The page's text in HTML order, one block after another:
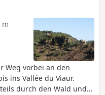
m
Weg vorbei an den
ins Vallée du Viaur.
durch den Wald und